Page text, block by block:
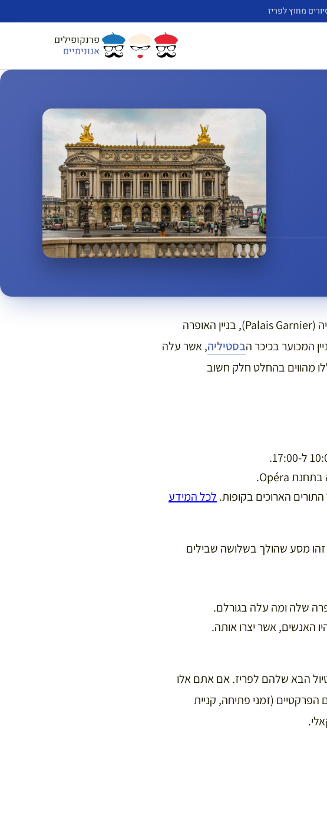
מחוץ לפריז
פרנקופילים
אנונימיים
, אתם בוודאי חושבים מיד על פאלה גרנייה (Palais Garnier), בניין האופרה
המכוער בכיכר הבסטיליה, אשר עלה
מהווים בהחלט חלק חשוב
הארוכים בקופות. לכל המידע
האופרה של פריז. זהו מסע שהולך בשלושה שבילים
שלה ומה עלה בגורלם.
האנשים, אשר יצרו אותה.
הבא שלהם לפריז. אם אתם אלו
(זמני פתיחה, קניית